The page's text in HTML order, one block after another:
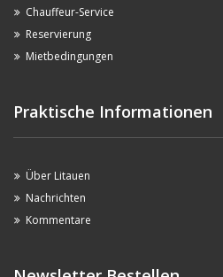
Chauffeur-Service
Reservierung
Mietbedingungen
Praktische Informationen
Über Litauen
Nachrichten
Kommentare